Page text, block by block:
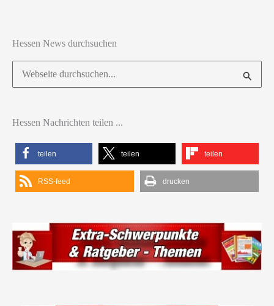
Hessen News durchsuchen
Suchen
nach:
Hessen Nachrichten teilen ...
teilen teilen teilen
RSS-feed drucken